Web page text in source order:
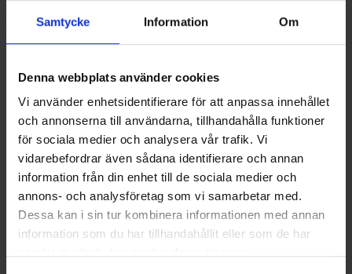
Samtycke Information Om
Denna webbplats använder cookies
Vi använder enhetsidentifierare för att anpassa innehållet
och annonserna till användarna, tillhandahålla funktioner
för sociala medier och analysera vår trafik. Vi
vidarebefordrar även sådana identifierare och annan
information från din enhet till de sociala medier och
annons- och analysföretag som vi samarbetar med.
Dessa kan i sin tur kombinera informationen med annan
information som du har tillhandahållit eller som de har
Monitoimihuivi Merinovilla
Alk.14,95 €
Pipo Merinovilla
Alk.14,95 €
Samankaltaiset tuotteet